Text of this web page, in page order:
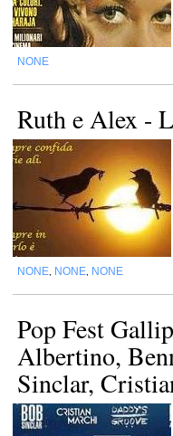
NONE
Ruth e Alex -
NONE NONE NONE
Pop Fest
Albertino,
Sinclar,